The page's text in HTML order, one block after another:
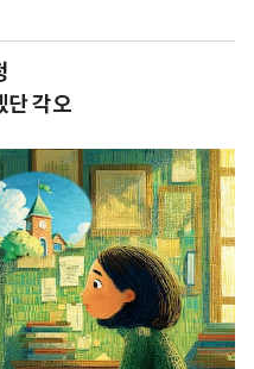
단 각오